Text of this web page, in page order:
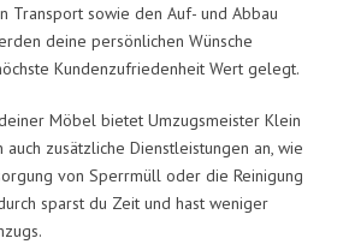
Transport sowie den Auf- und Abbau
deine persönlichen Wünsche
Kundenzufriedenheit Wert gelegt.
Möbel bietet Umzugsmeister Klein
auch zusätzliche Dienstleistungen an, wie
von Sperrmüll oder die Reinigung
sparst du Zeit und hast weniger